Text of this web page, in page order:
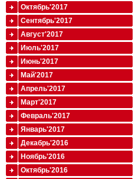
Октябрь'2017
Сентябрь'2017
Август'2017
Июль'2017
Июнь'2017
Май'2017
Апрель'2017
Март'2017
Февраль'2017
Январь'2017
Декабрь'2016
Ноябрь'2016
Октябрь'2016